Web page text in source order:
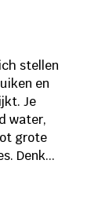
stellen
en
Je
water,
grote
Denk...